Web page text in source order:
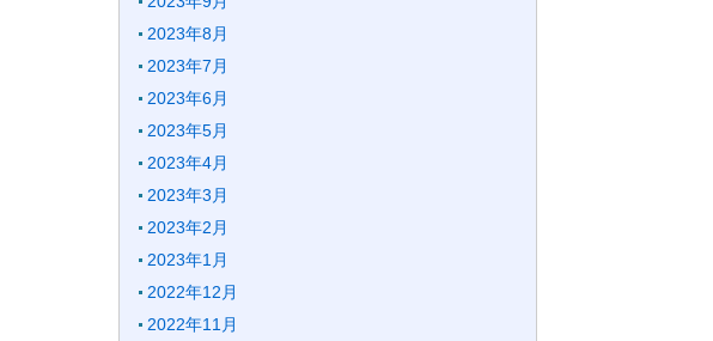
2023年8月
2023年7月
2023年6月
2023年5月
2023年4月
2023年3月
2023年2月
2023年1月
2022年12月
2022年11月